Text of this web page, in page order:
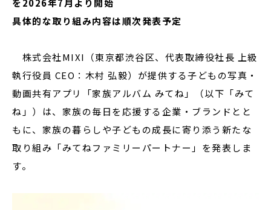
を2026年7月より開始
具体的な取り組み内容は順次発表予定
株式会社MIXI（東京都渋谷区、代表取締役社長 上級
執行役員 CEO：木村 弘毅）が提供する子どもの写真・
動画共有アプリ「家族アルバム みてね」（以下「みて
ね」）は、家族の毎日を応援する企業・ブランドとと
もに、家族の暮らしや子どもの成長に寄り添う新たな
取り組み「みてねファミリーパートナー」を発表しま
す。